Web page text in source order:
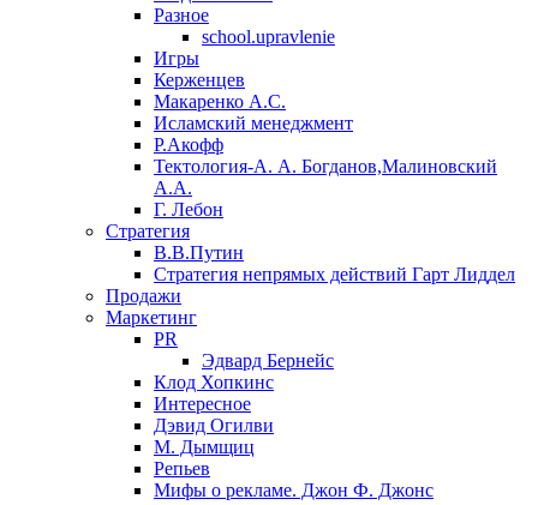
Разное
school.upravlenie
Игры
Керженцев
Макаренко А.С.
Исламский менеджмент
Р.Акофф
Тектология-А. А. Богданов,Малиновский
А.А.
​Г. Лебон
Стратегия
В.В.Путин
​Стратегия непрямых действий Гарт Лиддел
Продажи
Маркетинг
PR
Эдвард Бернейс
Клод Хопкинс
Интересное
Дэвид Огилви
М. Дымщиц
Репьев
Мифы о рекламе. Джон Ф. Джонс